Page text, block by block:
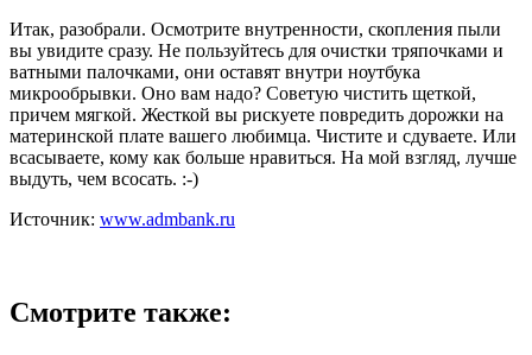
Итак, разобрали. Осмотрите внутренности, скопления пыли
вы увидите сразу. Не пользуйтесь для очистки тряпочками и
ватными палочками, они оставят внутри ноутбука
микрообрывки. Оно вам надо? Советую чистить щеткой,
причем мягкой. Жесткой вы рискуете повредить дорожки на
материнской плате вашего любимца. Чистите и сдуваете. Или
всасываете, кому как больше нравиться. На мой взгляд, лучше
выдуть, чем всосать. :-)
Источник: www.admbank.ru
Смотрите также: